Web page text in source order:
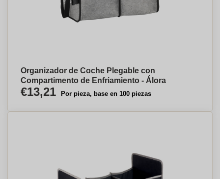
Organizador de Coche Plegable con
Compartimento de Enfriamiento - Álora
€13,21 Por pieza, base en 100 piezas